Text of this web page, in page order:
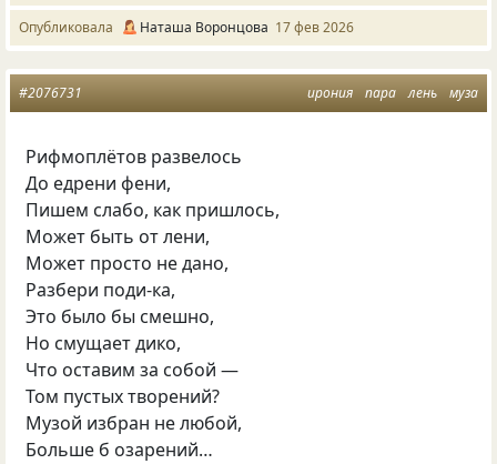
Опубликовала Наташа Воронцова 17 фев 2026
ирония пара лень муза
#2076731
Рифмоплётов развелось
До едрени фени,
Пишем слабо, как пришлось,
Может быть от лени,
Может просто не дано,
Разбери поди-ка,
Это было бы смешно,
Но смущает дико,
Что оставим за собой —
Том пустых творений?
Музой избран не любой,
Больше б озарений…